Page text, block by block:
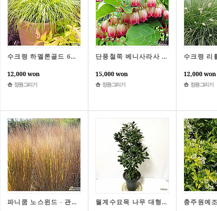
수크령 하멜론골드 6치 - 관상그라스 그라스추천 조경 자연주의 유럽정원 묘목 정원그리기
12,000 won
정원그리기
단풍철쭉 베니사라사 - 방울꽃 꽃나무 묘목 노지월동 철쭉 귀여운꽃 정원그리기
15,000 won
정원그리기
12,000 won
정원그리기
파니쿰 노스윈드 - 관상그라스 가을조경 자연주의 유럽정원 묘목 정원그리기 월계수묘목 나무 대형 대품 식용 허브 향기나는 월계수 대품식물